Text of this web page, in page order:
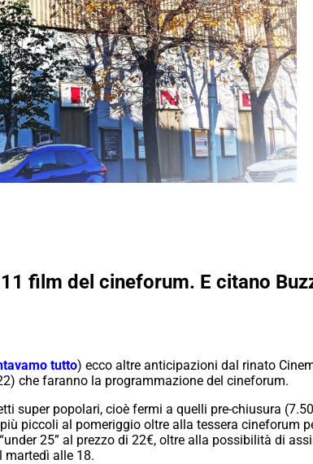
film del cineforum. E citano
tutto) ecco altre anticipazioni dal rinato
che faranno la programmazione del cineforum.
super popolari, cioè fermi a quelli pre-chiusura
piccoli al pomeriggio oltre alla tessera cineforum
25” al prezzo di 22€, oltre alla possibilità di
martedì alle 18.